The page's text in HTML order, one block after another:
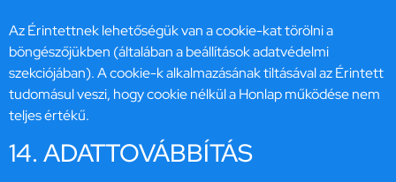
Az Érintettnek lehetőségük van a cookie-kat törölni a
böngészőjükben (általában a beállítások adatvédelmi
szekciójában). A cookie-k alkalmazásának tiltásával az Érintett
tudomásul veszi, hogy cookie nélkül a Honlap működése nem
teljes értékű.
14. ADATTOVÁBBÍTÁS